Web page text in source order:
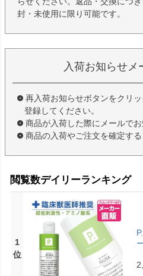
封・未使用に限り可能です。
入荷お知らせメ
再入荷お知らせボタンをクリ
登録してください。
商品が入荷した際にメールでお
商品の入荷やご注文を確定する
閲覧数デイリーランキング
1
位